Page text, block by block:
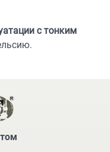
с тонким